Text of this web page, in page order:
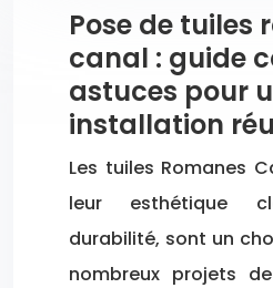
Pose de tuiles
canal : guide
astuces pour
installation
Les tuiles Romanes
leur esthétique
durabilité, sont un
nombreux projets